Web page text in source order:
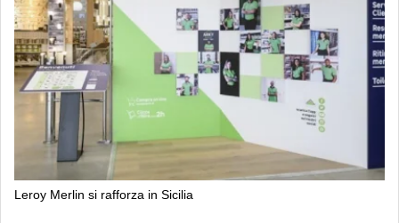
Leroy Merlin si rafforza in Sicilia